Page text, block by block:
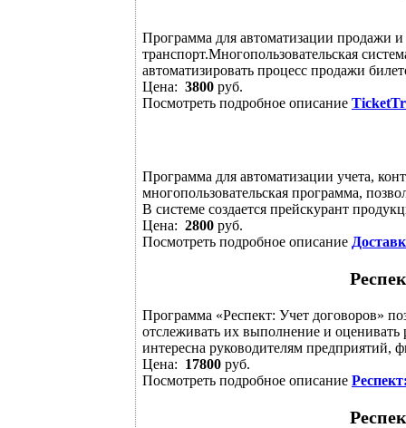
Программа для автоматизации продажи
транспорт.Многопользовательская
автоматизировать процесс продажи
Цена: 3800 руб.
Посмотреть подробное описание
Программа для автоматизации учета,
многопользовательская программа,
В системе создается прейскурант
Цена: 2800 руб.
Посмотреть подробное описание
Программа «Респект: Учет договоров»
отслеживать их выполнение и
интересна руководителям предприятий,
Цена: 17800 руб.
Посмотреть подробное описание